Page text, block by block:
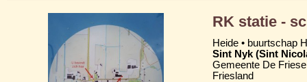
RK statie -
Heide • buurtschap
Sint Nyk (Sint
Gemeente De
Friesland